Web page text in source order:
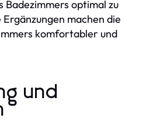
Badezimmers optimal zu
machen die
komfortabler und
und